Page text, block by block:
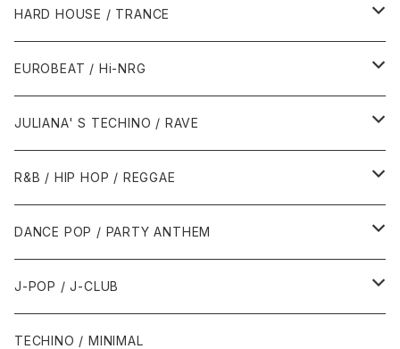
1980年代
1987年・以前
1988年
1990年代
1990年
1991年
2000年代
2000年
2001年
2010年代
2010年
2011年
HARD HOUSE / TRANCE
1990年代
1994年・以前
1995年
2000年代
2000年
2001年
EUROBEAT / Hi-NRG
1980年代
1986年・以前
1987年
1990年代
1990年
1991年
2000年代
JULIANA' S TECHINO / RAVE
1990年代
1990年
1991年
2000年代
2000年
2001年
R&B / HIP HOP / REGGAE
1980年代
1985年・以前
1986年
1990年代
1990年
2000年代
DANCE POP / PARTY ANTHEM
1980年代
1988年・以前
1990年代
J-POP / J-CLUB
1980年代
TECHINO / MINIMAL